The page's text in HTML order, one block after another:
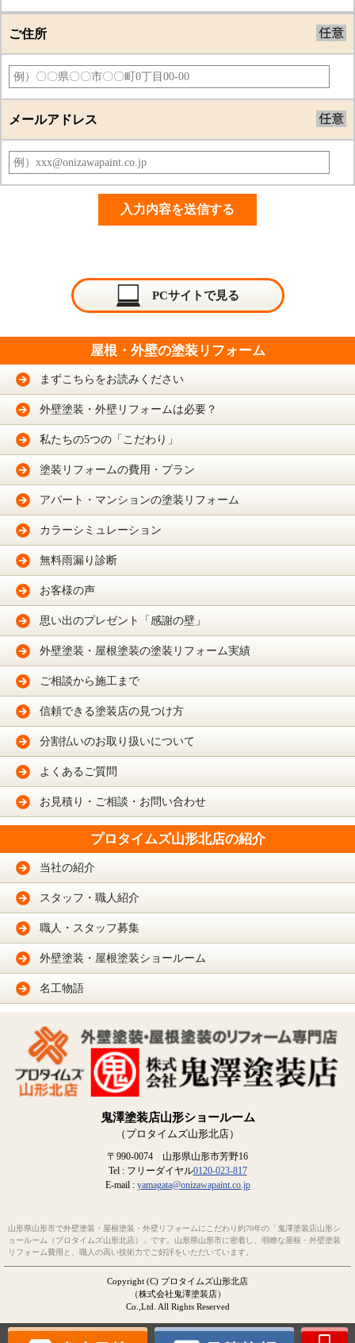
ご住所
メールアドレス
PCサイトで見る
屋根・外壁の塗装リフォーム
まずこちらをお読みください
外壁塗装・外壁リフォームは必要？
私たちの5つの「こだわり」
塗装リフォームの費用・プラン
アパート・マンションの塗装リフォーム
カラーシミュレーション
無料雨漏り診断
お客様の声
思い出のプレゼント「感謝の壁」
外壁塗装・屋根塗装の塗装リフォーム実績
ご相談から施工まで
信頼できる塗装店の見つけ方
分割払いのお取り扱いについて
よくあるご質問
お見積り・ご相談・お問い合わせ
プロタイムズ山形北店の紹介
当社の紹介
スタッフ・職人紹介
職人・スタッフ募集
外壁塗装・屋根塗装ショールーム
名工物語
鬼澤塗装店山形ショールーム
（プロタイムズ山形北店）
〒990-0074 山形県山形市芳野16
Tel : フリーダイヤル0120-023-817
E-mail : yamagata@onizawapaint.co.jp
山形県山形市で外壁塗装・屋根塗装・外壁リフォームにこだわり約70年の「鬼澤塗装店山形シ
ョールーム（プロタイムズ山形北店）」です。山形県山形市に密着し、明瞭な屋根・外壁塗装
リフォーム費用と、職人の高い技術力でご好評をいただいています。
Copyright (C) プロタイムズ山形北店
（株式会社鬼澤塗装店）
Co.,Ltd. All Rights Reserved